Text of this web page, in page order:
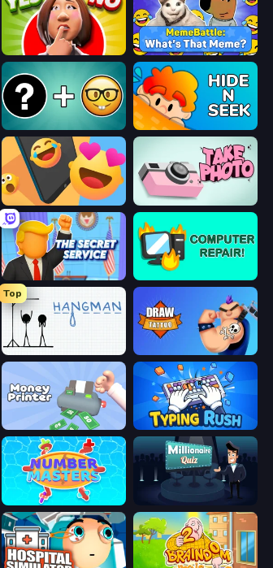
Yes or No Challenge MemeBattle: What's That Meme?
Hide N Seek
Reply Run Take Photo
The Secret Service
Top
Hangman
Money Printer Typing Rush
Number Masters Millionaire Quiz